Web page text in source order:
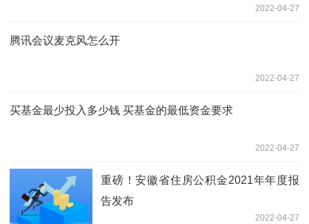
2022-04-27
腾讯会议麦克风怎么开
2022-04-27
买基金最少投入多少钱 买基金的最低资金要求
2022-04-27
重磅！安徽省住房公积金2021年年度报
告发布
2022-04-27